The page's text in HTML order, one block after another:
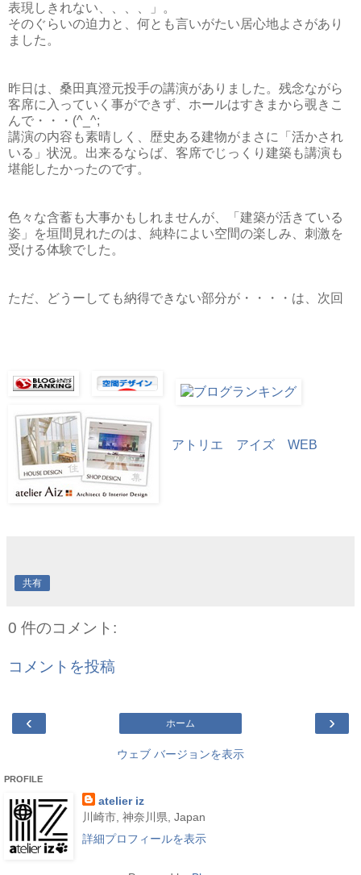
表現しきれない、、、、」。
そのぐらいの迫力と、何とも言いがたい居心地よさがあり
ました。
昨日は、桑田真澄元投手の講演がありました。残念ながら
客席に入っていく事ができず、ホールはすきまから覗きこ
んで・・・(^_^;
講演の内容も素晴しく、歴史ある建物がまさに「活かされ
いる」状況。出来るならば、客席でじっくり建築も講演も
堪能したかったのです。
色々な含蓄も大事かもしれませんが、「建築が活きている
姿」を垣間見れたのは、純粋によい空間の楽しみ、刺激を
受ける体験でした。
ただ、どうーしても納得できない部分が・・・・は、次回
アトリエ アイズ WEB
共有
0 件のコメント:
コメントを投稿
‹ ›
ホーム
ウェブ バージョンを表示
PROFILE
atelier iz
川崎市, 神奈川県, Japan
詳細プロフィールを表示